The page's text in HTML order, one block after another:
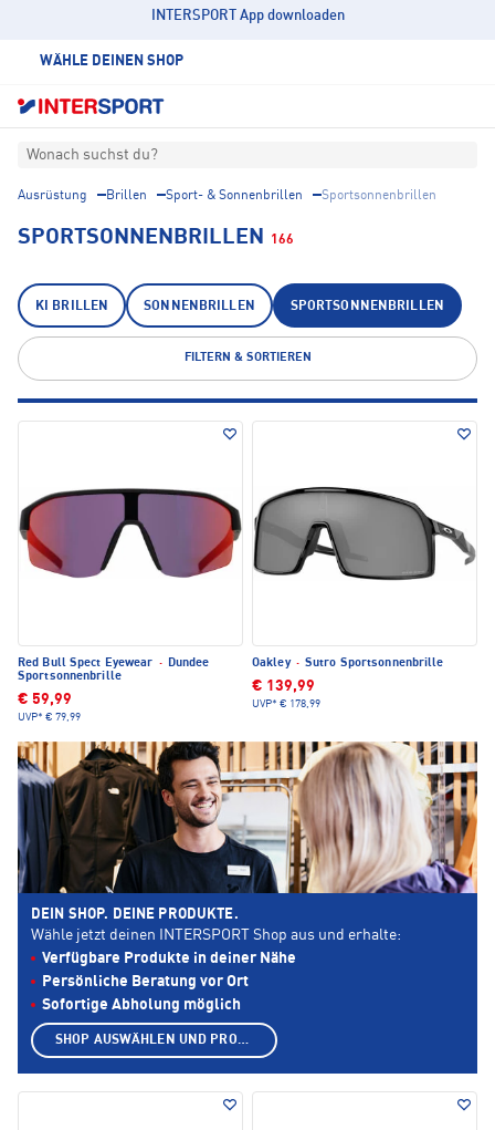
INTERSPORT App downloaden
WÄHLE DEINEN SHOP
Wonach suchst du?
Ausrüstung Brillen Sport- & Sonnenbrillen Sportsonnenbrillen
SPORTSONNENBRILLEN 166
KI BRILLEN SONNENBRILLEN SPORTSONNENBRILLEN
FILTERN & SORTIEREN
Red Bull Spect Eyewear ·
Dundee
Sportsonnenbrille
€ 59,99
UVP* € 79,99
Oakley · Sutro Sportsonnenbrille
€ 139,99
UVP* € 178,99
DEIN SHOP. DEINE PRODUKTE.
Wähle jetzt deinen INTERSPORT Shop aus und erhalte:
Verfügbare Produkte in deiner Nähe
Persönliche Beratung vor Ort
Sofortige Abholung möglich
SHOP AUSWÄHLEN UND PRODUKTE ANZEIGEN